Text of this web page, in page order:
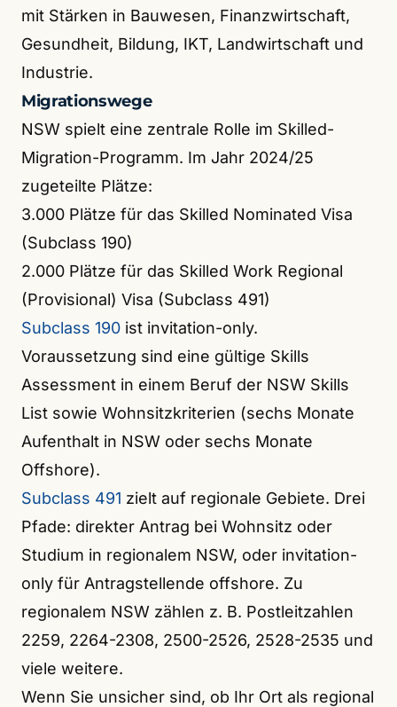
mit Stärken in Bauwesen, Finanzwirtschaft,
Gesundheit, Bildung, IKT, Landwirtschaft und
Industrie.
Migrationswege
NSW spielt eine zentrale Rolle im Skilled-
Migration-Programm. Im Jahr 2024/25
zugeteilte Plätze:
3.000 Plätze für das Skilled Nominated Visa
(Subclass 190)
2.000 Plätze für das Skilled Work Regional
(Provisional) Visa (Subclass 491)
Subclass 190 ist invitation-only.
Voraussetzung sind eine gültige Skills
Assessment in einem Beruf der NSW Skills
List sowie Wohnsitzkriterien (sechs Monate
Aufenthalt in NSW oder sechs Monate
Offshore).
Subclass 491 zielt auf regionale Gebiete. Drei
Pfade: direkter Antrag bei Wohnsitz oder
Studium in regionalem NSW, oder invitation-
only für Antragstellende offshore. Zu
regionalem NSW zählen z. B. Postleitzahlen
2259, 2264-2308, 2500-2526, 2528-2535 und
viele weitere.
Wenn Sie unsicher sind, ob Ihr Ort als regional